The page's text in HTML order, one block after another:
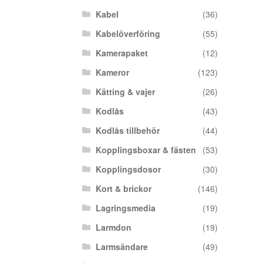
Kabel
(36)
Kabelöverföring
(55)
Kamerapaket
(12)
Kameror
(123)
Kätting & vajer
(26)
Kodlås
(43)
Kodlås tillbehör
(44)
Kopplingsboxar & fästen
(53)
Kopplingsdosor
(30)
Kort & brickor
(146)
Lagringsmedia
(19)
Larmdon
(19)
Larmsändare
(49)